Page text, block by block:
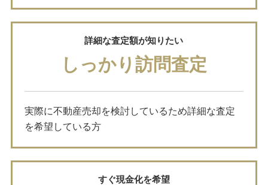
詳細な査定額が知りたい
しっかり訪問査定
実際に不動産売却を検討しているため詳細な査定
を希望している方
すぐ現金化を希望